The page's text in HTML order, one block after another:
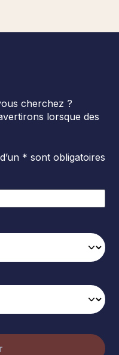
cherchez ?
lorsque des
* sont obligatoires